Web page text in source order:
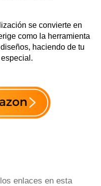
se convierte en
como la herramienta
haciendo de tu
enlaces en esta